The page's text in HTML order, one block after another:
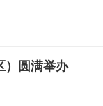
）圆满举办